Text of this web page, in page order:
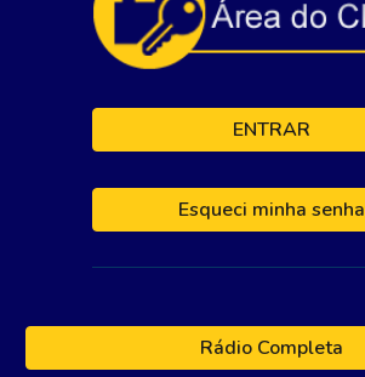
ENTRAR
Esqueci minha senha
Rádio Completa